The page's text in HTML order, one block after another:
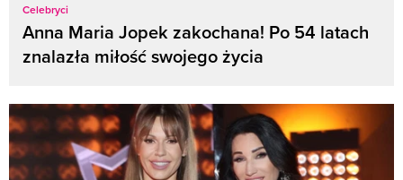
Celebryci
Anna Maria Jopek zakochana! Po 54 latach
znalazła miłość swojego życia